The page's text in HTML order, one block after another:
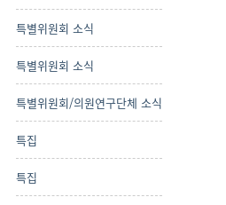
특별위원회 소식
특별위원회 소식
특별위원회/의원연구단체 소식
특집
특집